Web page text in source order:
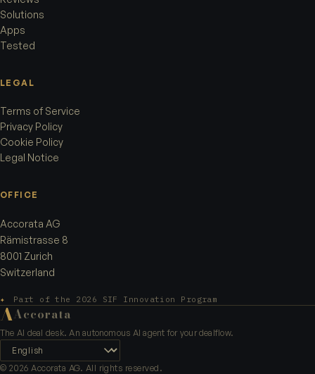
Solutions
Apps
Tested
LEGAL
Terms of Service
Privacy Policy
Cookie Policy
Legal Notice
OFFICE
Accorata AG
Rämistrasse 8
8001 Zurich
Switzerland
✦ Part of the 2026 SIF Innovation Program
AAccorata
The AI deal desk. An autonomous AI agent for your dealflow.
Language
© 2026 Accorata AG. All rights reserved.